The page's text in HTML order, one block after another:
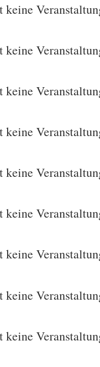
keine
keine
keine
keine
keine
keine
keine
keine
keine